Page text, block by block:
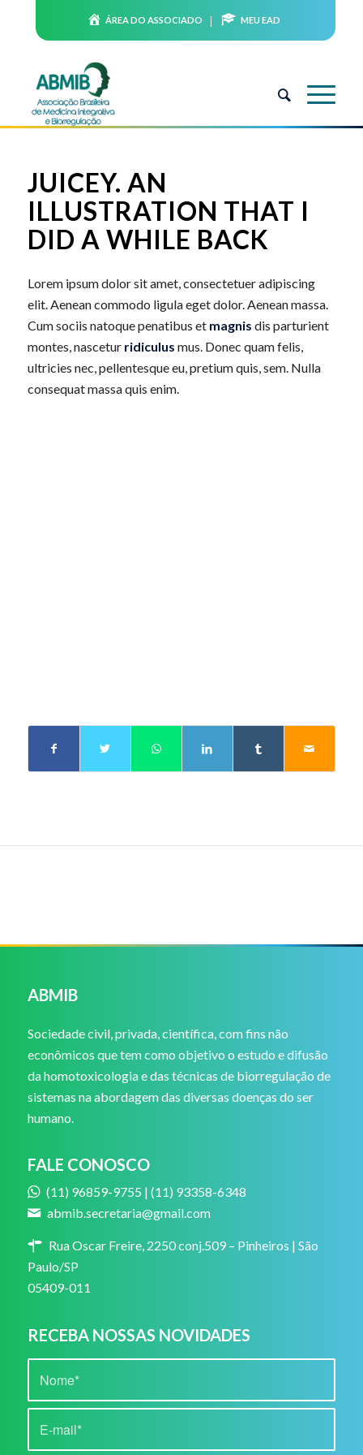
ÁREA DO ASSOCIADO MEU EAD
JUICEY. AN
ILLUSTRATION THAT I
DID A WHILE BACK
Lorem ipsum dolor sit amet, consectetuer adipiscing
elit. Aenean commodo ligula eget dolor. Aenean massa.
Cum sociis natoque penatibus et magnis dis parturient
montes, nascetur ridiculus mus. Donec quam felis,
ultricies nec, pellentesque eu, pretium quis, sem. Nulla
consequat massa quis enim.
ABMIB
Sociedade civil, privada, científica, com fins não
econômicos que tem como objetivo o estudo e difusão
da homotoxicologia e das técnicas de biorregulação de
sistemas na abordagem das diversas doenças do ser
humano.
FALE CONOSCO
(11) 96859-9755 | (11) 93358-6348
abmib.secretaria@gmail.com
Rua Oscar Freire, 2250 conj.509 – Pinheiros | São
Paulo/SP
05409-011
RECEBA NOSSAS NOVIDADES